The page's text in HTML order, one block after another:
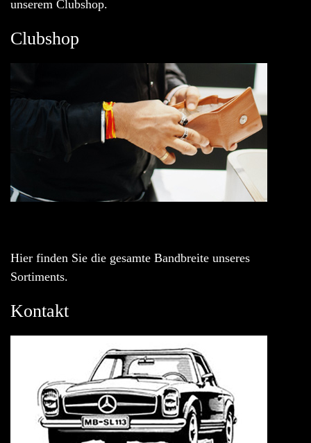
unserem Clubshop.
Clubshop
Hier finden Sie die gesamte Bandbreite unseres
Sortiments.
Kontakt